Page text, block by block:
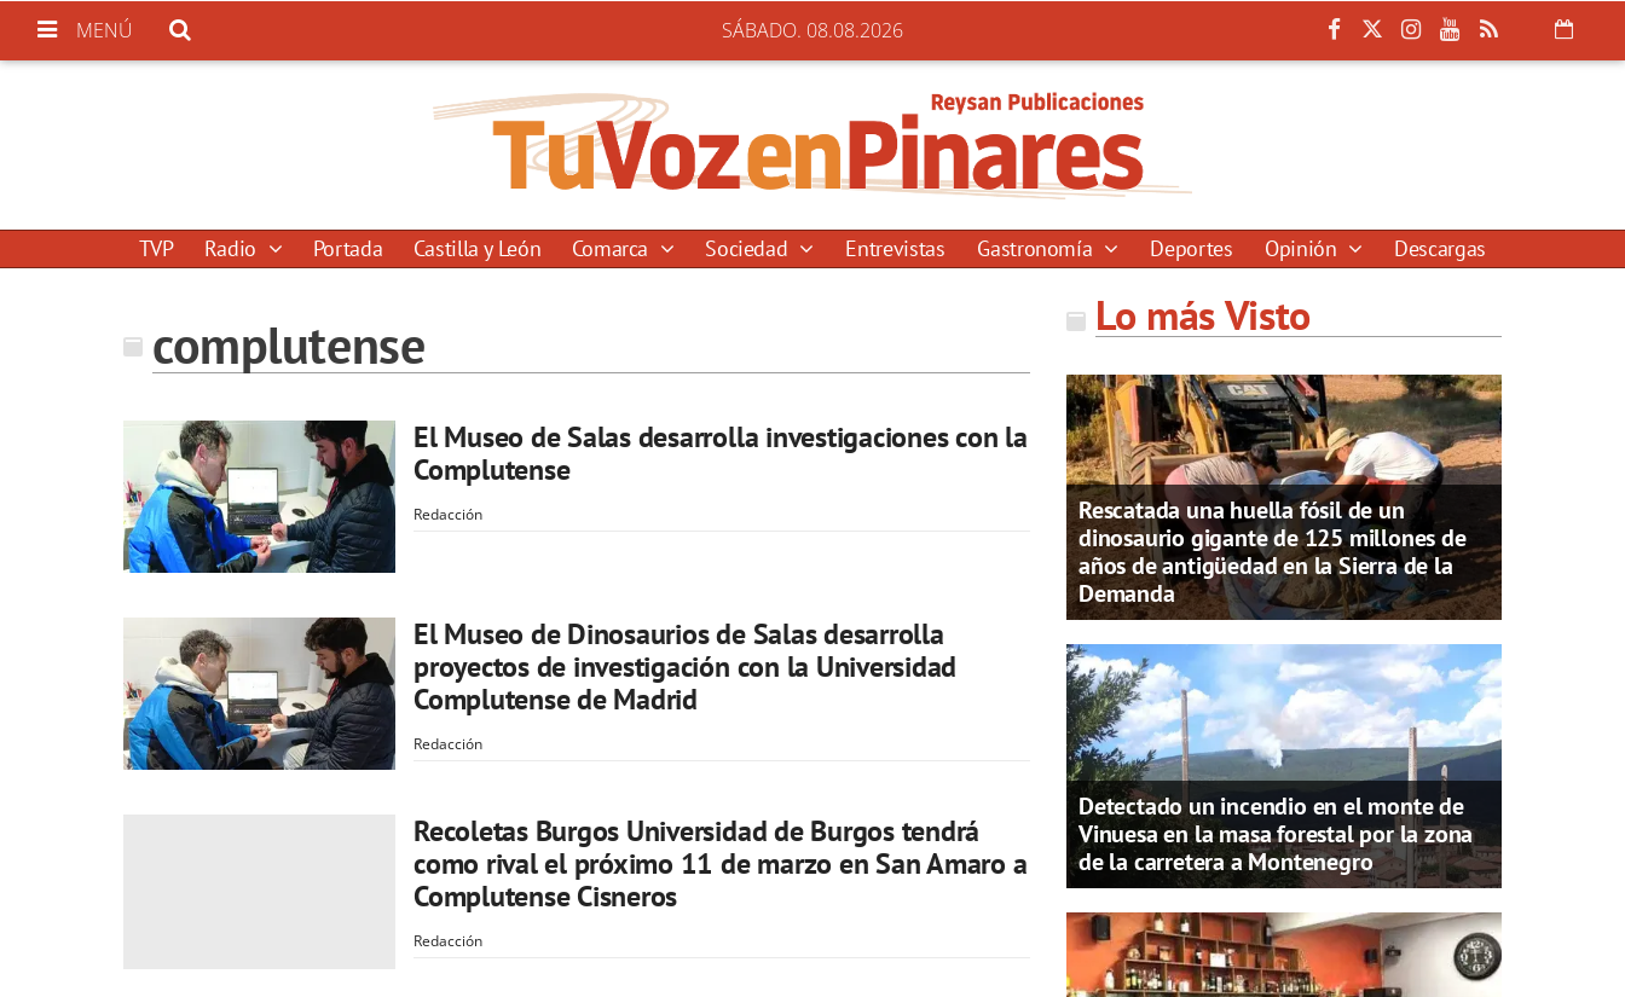
MENÚ SÁBADO. 08.08.2026
TVP Radio Portada Castilla y León Comarca Sociedad Entrevistas Gastronomía Deportes Opinión Descargas
complutense
El Museo de Salas desarrolla investigaciones con la
Complutense
Redacción
El Museo de Dinosaurios de Salas desarrolla
proyectos de investigación con la Universidad
Complutense de Madrid
Redacción
Recoletas Burgos Universidad de Burgos tendrá
como rival el próximo 11 de marzo en San Amaro a
Complutense Cisneros
Redacción
Lo más Visto
Rescatada una huella fósil de un
dinosaurio gigante de 125 millones de
años de antigüedad en la Sierra de la
Demanda
Detectado un incendio en el monte de
Vinuesa en la masa forestal por la zona
de la carretera a Montenegro